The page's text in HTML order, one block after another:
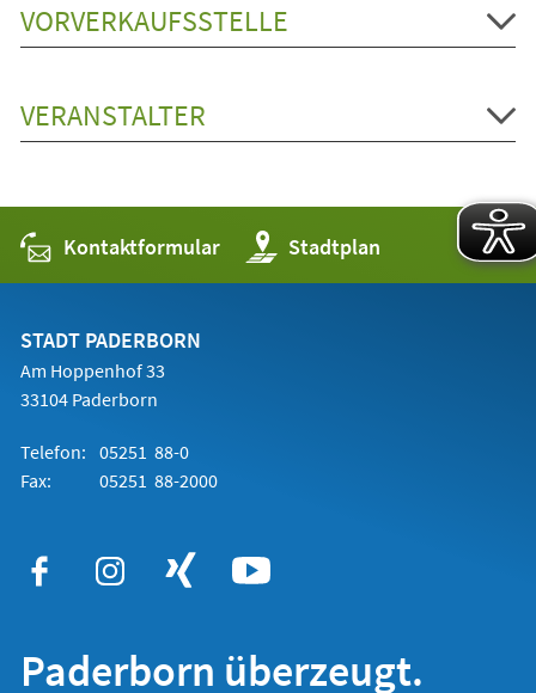
VORVERKAUFSSTELLE
VERANSTALTER
Kontaktformular Stadtplan
(Öffnet
in
einem
STADT PADERBORN
Am Hoppenhof 33
33104 Paderborn
Telefon: 05251 88-0
Fax:
05251 88-2000
Paderborn überzeugt.